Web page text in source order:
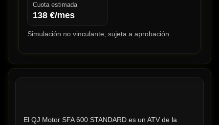
Cuota estimada
138 €/mes
Simulación no vinculante; sujeta a aprobación.
El QJ Motor SFA 600 STANDARD es un ATV de la